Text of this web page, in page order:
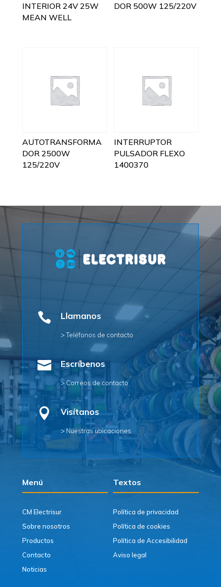
INTERIOR 24V 25W
MEAN WELL
DOR 500W 125/220V
AUTOTRANSFORMA
DOR 2500W
125/220V
INTERRUPTOR
PULSADOR FLEXO
1400370
 Llamanos
> Teléfonos de contacto
 Escríbenos
> Correos de contacto
 Visítanos
> Nuestras ubicaciones
Menú Textos
CM Electrisur
Sobre nosotros
Productos
Contacto
Noticias
Política de privacidad
Política de cookies
Política de Accesibilidad
Aviso legal